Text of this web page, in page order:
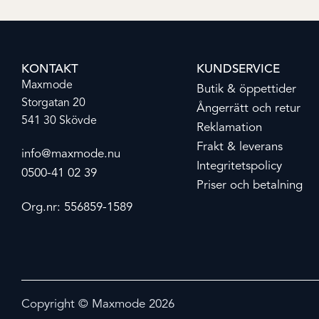
KONTAKT
Maxmode
Storgatan 20
541 30 Skövde
info@maxmode.nu
0500-41 02 39
Org.nr: 556859-1589
KUNDSERVICE
Butik & öppettider
Ångerrätt och retur
Reklamation
Frakt & leverans
Integritetspolicy
Priser och betalning
Copyright © Maxmode 2026